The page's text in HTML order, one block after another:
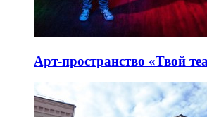
Арт-пространство «Твой